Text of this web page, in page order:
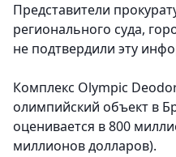
Представители
регионального суда,
не подтвердили эту
Комплекс Olympic
олимпийский объект в
оценивается в 800
миллионов долларов).